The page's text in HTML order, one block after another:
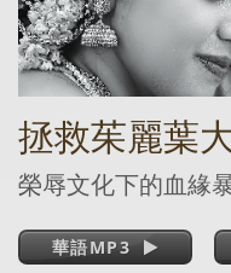
拯救茱麗葉
榮辱文化下的血緣
華語MP3